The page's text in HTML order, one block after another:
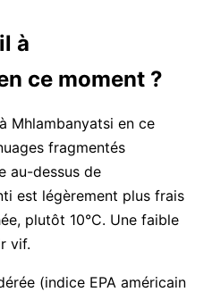
à
ce moment ?
Mhlambanyatsi en ce
fragmentés
au-dessus de
est légèrement plus frais
plutôt 10°C. Une faible
vif.
(indice EPA américain